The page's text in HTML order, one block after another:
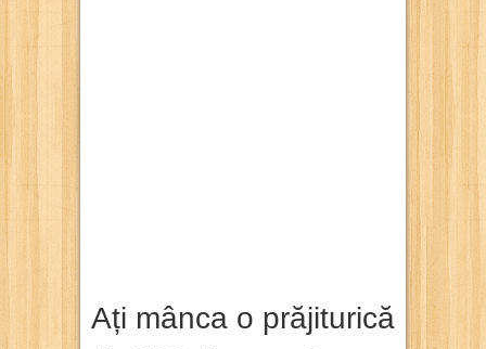
Ați mânca o prăjiturică